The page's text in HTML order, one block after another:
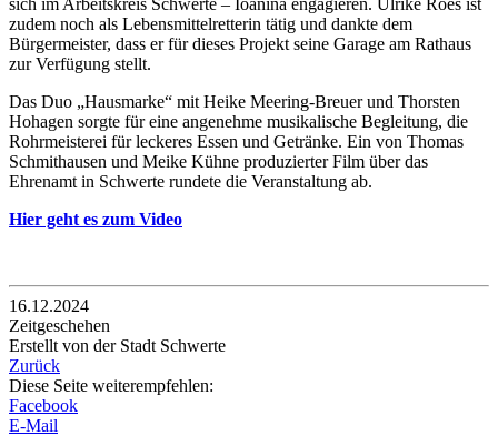
zudem noch als Lebensmittelretterin tätig und dankte dem
Bürgermeister, dass er für dieses Projekt seine Garage am Rathaus
zur Verfügung stellt.
Das Duo „Hausmarke“ mit Heike Meering-Breuer und Thorsten
Hohagen sorgte für eine angenehme musikalische Begleitung, die
Rohrmeisterei für leckeres Essen und Getränke. Ein von Thomas
Schmithausen und Meike Kühne produzierter Film über das
Ehrenamt in Schwerte rundete die Veranstaltung ab.
Hier geht es zum Video
16.12.2024
Zeitgeschehen
Erstellt von der Stadt Schwerte
Zurück
Diese Seite weiterempfehlen:
Facebook
E-Mail